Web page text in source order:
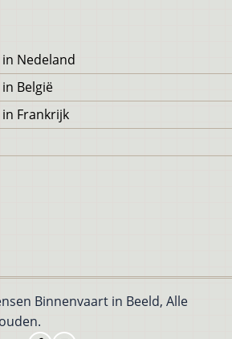
Nedeland
België
Frankrijk
Binnenvaart in Beeld, Alle